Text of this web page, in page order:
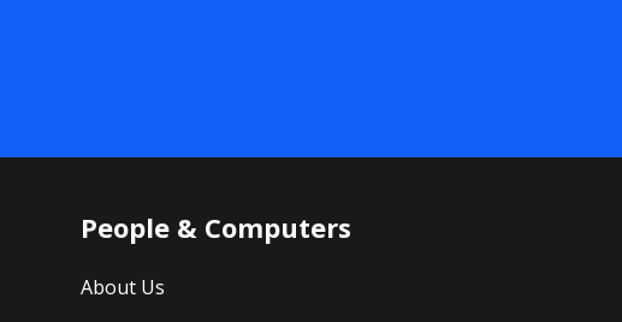
People & Computers
About Us